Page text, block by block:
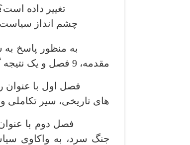
تغییر داده
چشم ­انداز سیاست
به منظور پاسخ به
مقدمه، 9 فصل و یک نتیجه­ گیری سازماندهی شده­ است.
های تاریخی، سیر تکاملی
فصل دوم با عنوان
جنگ سرد، به واکاوی